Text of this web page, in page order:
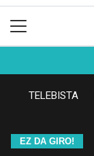
TELEBISTA
EZ DA GIRO!